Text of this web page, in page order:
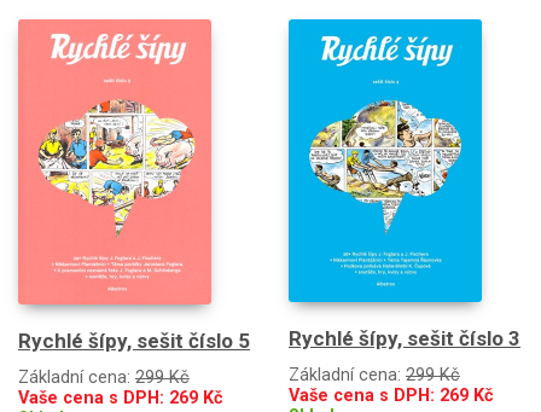
Rychlé šípy, sešit číslo 5
Základní cena: 299 Kč
Vaše cena s DPH: 269 Kč
Rychlé šípy, sešit číslo 3
Základní cena: 299 Kč
Vaše cena s DPH: 269 Kč